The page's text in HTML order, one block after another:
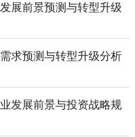
展前景预测与转型升级
求预测与转型升级分析
发展前景与投资战略规